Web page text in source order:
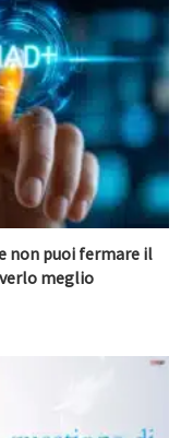
non puoi fermare il
meglio